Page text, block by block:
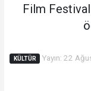
Film
KÜLTÜR
Yayın: 22